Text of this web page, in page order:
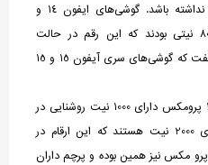
منفی در روشنایی صفحه نمایشگر نداشته باشد. گوشی‌های ایفون 14 و
ایفون 14 پلاس دارای روشنایی 800 نیتی بودند که این رقم در حالت
حداکثری تا 1200 بود پس می‌توان گفت که گوشی‌های سری آیفون 15 و 15
گوشی‌های آیفون 15 پرو و آیفون 15 پرومکس دارای 1000 نیت روشنایی در
حالت معمولی و در حالت حداکثری 2000 نیت هستند که این ارقام در
گوشی‌های آیفون 14 پرو و آیفون 14 پرو مکس نیز همین بوده و پرچم داران